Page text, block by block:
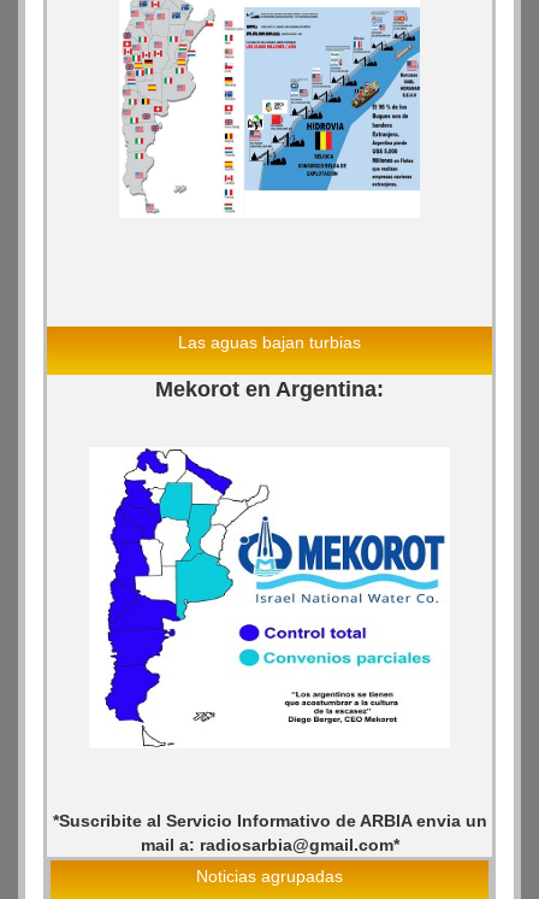
Las aguas bajan turbias
Mekorot en Argentina:
*Suscribite al Servicio Informativo de ARBIA envia un
mail a: radiosarbia@gmail.com*
Noticias agrupadas